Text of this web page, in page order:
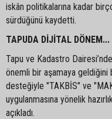
iskân politikalarına kadar
sürdüğünü kaydetti.
TAPUDA DİJİTAL DÖNEM...
Tapu ve Kadastro
önemli bir aşamaya geldiğini
desteğiyle "TAKBİS" ve
uygulanmasına yönelik
açıkladı.